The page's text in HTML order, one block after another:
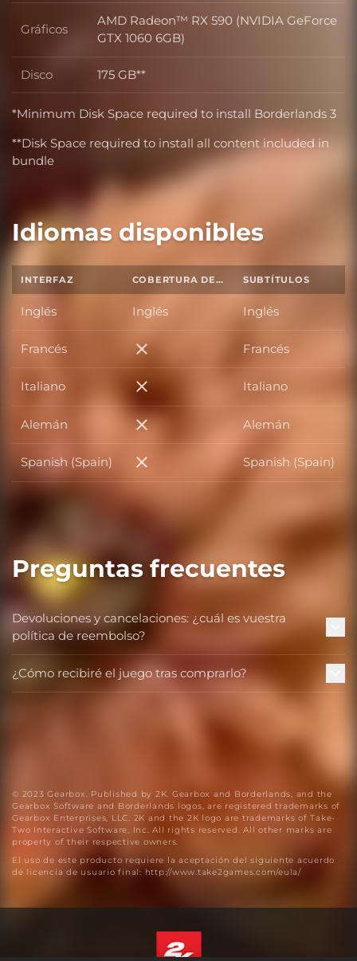
Gráficos Gráficos
AMD Radeon™ RX 590 (NVIDIA GeForce
GTX 1060 6GB)
Disco Disco
175 GB**
*Minimum Disk Space required to install Borderlands 3
**Disk Space required to install all content included in
bundle
Idiomas disponibles
INTERFAZ COBERTURA DE SONIDO TOTAL SUBTÍTULOS
Inglés Inglés Inglés
Francés Francés Francés
Italiano Italiano Italiano
Alemán Alemán Alemán
Spanish (Spain) Spanish (Spain) Spanish (Spain)
Preguntas frecuentes
Devoluciones y cancelaciones: ¿cuál es vuestra
política de reembolso?
¿Cómo recibiré el juego tras comprarlo?
© 2023 Gearbox. Published by 2K. Gearbox and Borderlands, and the
Gearbox Software and Borderlands logos, are registered trademarks of
Gearbox Enterprises, LLC. 2K and the 2K logo are trademarks of Take-
Two Interactive Software, Inc. All rights reserved. All other marks are
property of their respective owners.
El uso de este producto requiere la aceptación del siguiente acuerdo
de licencia de usuario final: http://www.take2games.com/eula/